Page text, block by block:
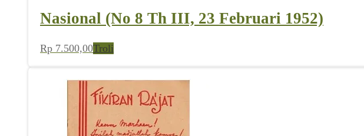
Nasional (No 8 Th III, 23 Februari 1952)
Rp 7.500,00Troli